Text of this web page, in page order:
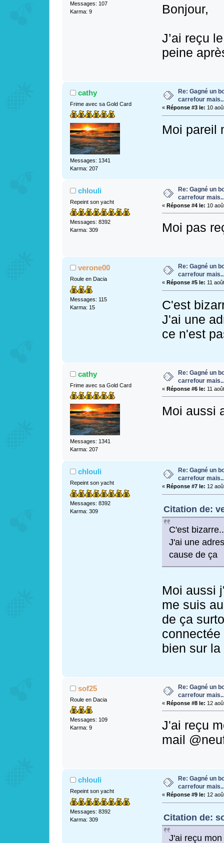
Messages: 107
Karma: 9
Bonjour,
J’ai reçu
peine
cathy
Frime avec sa Gold Card
Messages: 1341
Karma: 207
Re: Gagné un
carrefour
« Réponse #3 le: 10
Moi pareil
chlouli
Repeint son yacht
Messages: 8392
Karma: 309
Re: Gagné un
carrefour
« Réponse #4 le: 10
Moi pas
verone00
Roule en Dacia
Messages: 115
Karma: 15
Re: Gagné un
carrefour
« Réponse #5 le: 11
C'est
J'ai une
ce n'est
cathy
Frime avec sa Gold Card
Messages: 1341
Karma: 207
Re: Gagné un
carrefour
« Réponse #6 le: 11
Moi aussi
chlouli
Repeint son yacht
Messages: 8392
Karma: 309
Re: Gagné un
carrefour
« Réponse #7 le: 12
Citation de:
C'est
J'ai une
cause de ça
Moi aussi
me suis
de ça
bien sur
sof25
Roule en Dacia
Messages: 109
Karma: 9
Re: Gagné un
carrefour
« Réponse #8 le: 12
J'ai reçu
mail
chlouli
Repeint son yacht
Messages: 8392
Karma: 309
Re: Gagné un
carrefour
« Réponse #9 le: 12
Citation de:
J'ai reçu